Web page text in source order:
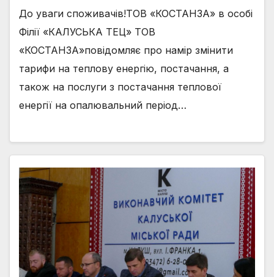
До уваги споживачів!ТОВ «КОСТАНЗА» в особі
Філії «КАЛУСЬКА ТЕЦ» ТОВ
«КОСТАНЗА»повідомляє про намір змінити
тарифи на теплову енергію, постачання, а
також на послуги з постачання теплової
енергії на опалювальний період…